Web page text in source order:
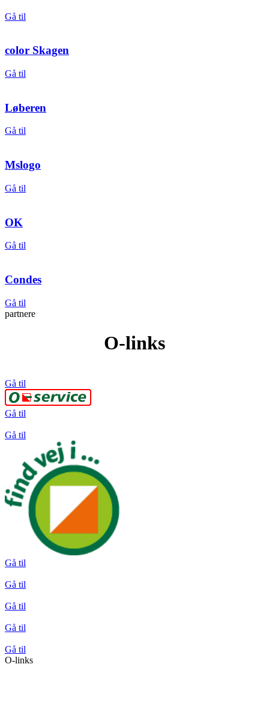
Gå til
color Skagen
Gå til
Løberen
Gå til
Mslogo
Gå til
OK
Gå til
Condes
Gå til
partnere
O-links
Gå til
Gå til
Gå til
Gå til
Gå til
Gå til
Gå til
Gå til
O-links